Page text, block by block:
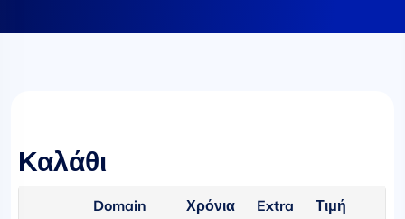
Καλάθι
Domain Χρόνια Extra Τιμή